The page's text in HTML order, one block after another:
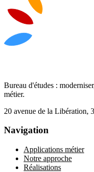
Bureau d'études :
métier.
20 avenue de la Libération,
Navigation
Applications métier
Notre approche
Réalisations